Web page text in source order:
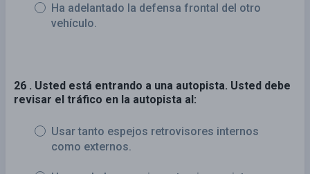
Ha adelantado la defensa frontal del otro
vehículo.
26 . Usted está entrando a una autopista. Usted debe
revisar el tráfico en la autopista al:
Usar tanto espejos retrovisores internos
como externos.